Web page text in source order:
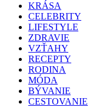
KRÁSA
CELEBRITY
LIFESTYLE
ZDRAVIE
VZŤAHY
RECEPTY
RODINA
MÓDA
BÝVANIE
CESTOVANIE